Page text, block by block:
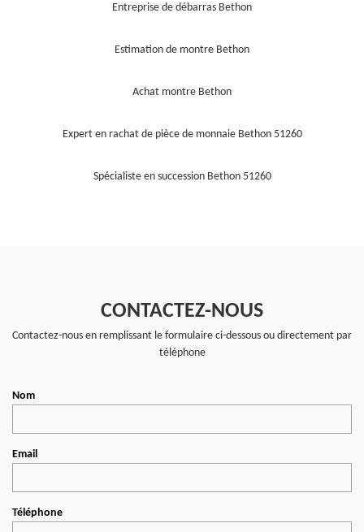
Entreprise de débarras Bethon
Estimation de montre Bethon
Achat montre Bethon
Expert en rachat de pièce de monnaie Bethon 51260
Spécialiste en succession Bethon 51260
CONTACTEZ-NOUS
Contactez-nous en remplissant le formulaire ci-dessous ou directement par
téléphone
Nom
Email
Téléphone